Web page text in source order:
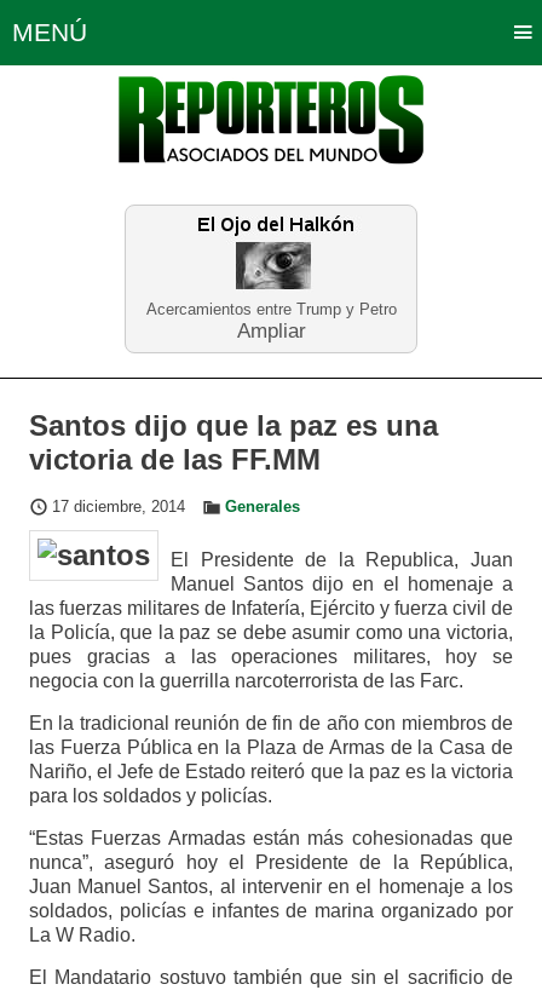
Acercamientos entre Trump y Petro
Ampliar
MENÚ
Política Opinión Bogotá
Planeta Tierra Deportes
Educación Neira
Santos dijo que la paz es una
victoria de las FF.MM
17 diciembre, 2014 Generales
El Presidente de la Republica, Juan
Manuel Santos dijo en el homenaje a
las fuerzas militares de Infatería, Ejército y fuerza civil de
la Policía, que la paz se debe asumir como una victoria,
pues gracias a las operaciones militares, hoy se
negocia con la guerrilla narcoterrorista de las Farc.
En la tradicional reunión de fin de año con miembros de
las Fuerza Pública en la Plaza de Armas de la Casa de
Nariño, el Jefe de Estado reiteró que la paz es la victoria
para los soldados y policías.
“Estas Fuerzas Armadas están más cohesionadas que
nunca”, aseguró hoy el Presidente de la República,
Juan Manuel Santos, al intervenir en el homenaje a los
soldados, policías e infantes de marina organizado por
La W Radio.
El Mandatario sostuvo también que sin el sacrificio de